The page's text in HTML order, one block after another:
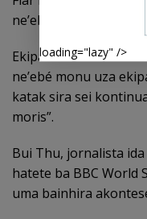
ne’ebé maka dadur
Ekipa salvamentu
ne’ebé monu uza
katak sira sei
moris”.
Bui Thu, jornalista
hatete ba BBC World
uma bainhira
loading="lazy" />